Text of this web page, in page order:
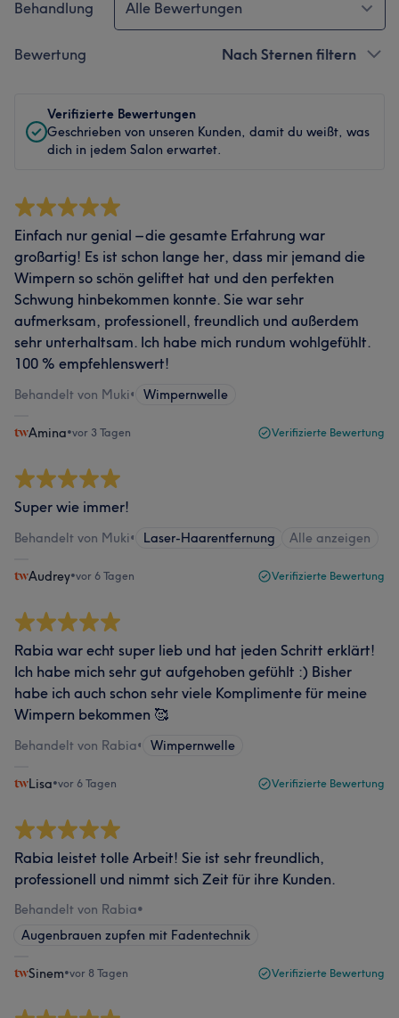
Behandlung Alle Bewertungen
Bewertung Nach Sternen filtern
Verifizierte Bewertungen
Geschrieben von unseren Kunden, damit du weißt, was
dich in jedem Salon erwartet.
Einfach nur genial – die gesamte Erfahrung war
großartig! Es ist schon lange her, dass mir jemand die
Wimpern so schön geliftet hat und den perfekten
Schwung hinbekommen konnte. Sie war sehr
aufmerksam, professionell, freundlich und außerdem
sehr unterhaltsam. Ich habe mich rundum wohlgefühlt.
100 % empfehlenswert!
Behandelt von Muki• Wimpernwelle
Amina•vor 3 Tagen Verifizierte Bewertung
Super wie immer!
Behandelt von Muki• Laser-Haarentfernung Alle anzeigen
Audrey•vor 6 Tagen Verifizierte Bewertung
Rabia war echt super lieb und hat jeden Schritt erklärt!
Ich habe mich sehr gut aufgehoben gefühlt :) Bisher
habe ich auch schon sehr viele Komplimente für meine
Wimpern bekommen 🥰
Behandelt von Rabia• Wimpernwelle
Lisa•vor 6 Tagen Verifizierte Bewertung
Rabia leistet tolle Arbeit! Sie ist sehr freundlich,
professionell und nimmt sich Zeit für ihre Kunden.
Behandelt von Rabia•
Augenbrauen zupfen mit Fadentechnik
Sinem•vor 8 Tagen Verifizierte Bewertung